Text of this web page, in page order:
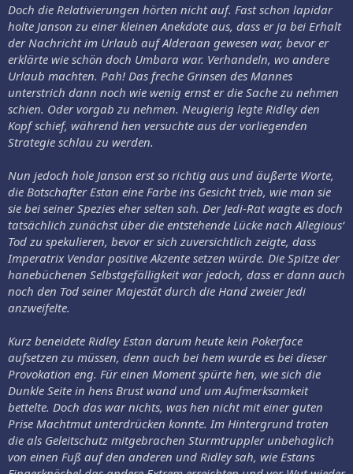
Doch die Relativierungen hörten nicht auf. Fast schon lapidar
holte Janson zu einer kleinen Anekdote aus, dass er ja bei Erhalt
der Nachricht im Urlaub auf Alderaan gewesen war, bevor er
erklärte wie schön doch Umbara war. Verhandeln, wo andere
Urlaub machten. Pah! Das freche Grinsen des Mannes
unterstrich dann noch wie wenig ernst er die Sache zu nehmen
schien. Oder vorgab zu nehmen. Neugierig legte Ridley den
Kopf schief, während hen versuchte aus der vorliegenden
Strategie schlau zu werden.
Nun jedoch hole Janson erst so richtig aus und äußerte Worte,
die Botschafter Estan eine Farbe ins Gesicht trieb, wie man sie
sie bei seiner Spezies eher selten sah. Der Jedi-Rat wagte es doch
tatsächlich zunächst über die entstehende Lücke nach Allegious‘
Tod zu spekulieren, bevor er sich zuversichtlich zeigte, dass
Imperatrix Vendar positive Akzente setzen würde. Die Spitze der
hanebüchenen Selbstgefälligkeit war jedoch, dass er dann auch
noch den Tod seiner Majestät durch die Hand zweier Jedi
anzweifelte.
Kurz beneidete Ridley Estan darum heute kein Pokerface
aufsetzen zu müssen, denn auch bei hem wurde es bei dieser
Provokation eng. Für einen Moment spürte hen, wie sich die
Dunkle Seite in hens Brust wand und um Aufmerksamkeit
bettelte. Doch das war nichts, was hen nicht mit einer guten
Prise Machtmut unterdrücken konnte. Im Hintergrund traten
die als Geleitschutz mitgebrachen Sturmtruppler unbehaglich
von einen Fuß auf den anderen und Ridley sah, wie Estans